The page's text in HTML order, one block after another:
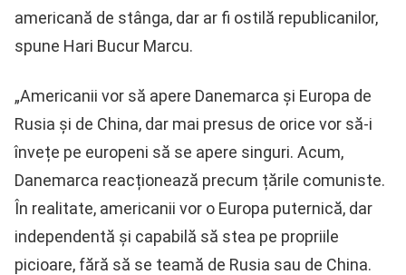
americană de stânga, dar ar fi ostilă republicanilor,
spune Hari Bucur Marcu.
„Americanii vor să apere Danemarca și Europa de
Rusia și de China, dar mai presus de orice vor să-i
învețe pe europeni să se apere singuri. Acum,
Danemarca reacționează precum țările comuniste.
În realitate, americanii vor o Europa puternică, dar
independentă și capabilă să stea pe propriile
picioare, fără să se teamă de Rusia sau de China.